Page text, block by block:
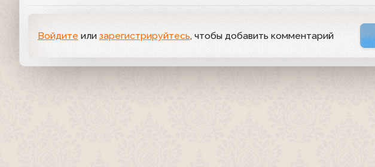
Войдите или зарегистрируйтесь, чтобы добавить комментарий